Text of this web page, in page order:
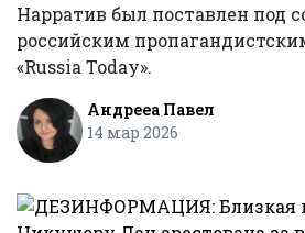
Нарратив был поставлен под
российским
«Russia Today».
Андрееа Павел
14 мар 2026